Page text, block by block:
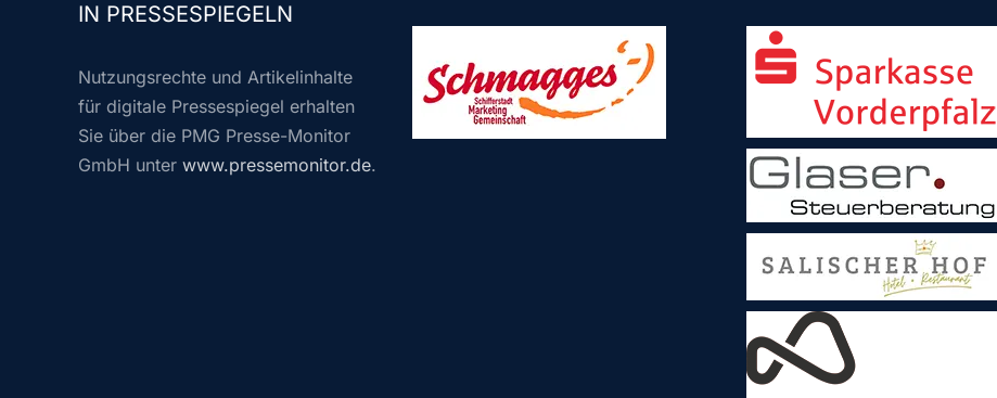
IN PRESSESPIEGELN
Nutzungsrechte und Artikelinhalte
für digitale Pressespiegel erhalten
Sie über die PMG Presse-Monitor
GmbH unter www.pressemonitor.de.